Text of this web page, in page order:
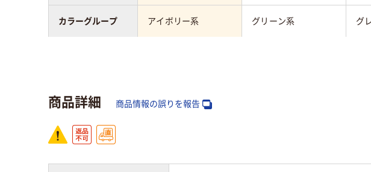
アイボリー系 グリーン系 グ
カラーグループ
商品詳細 商品情報の誤りを報告